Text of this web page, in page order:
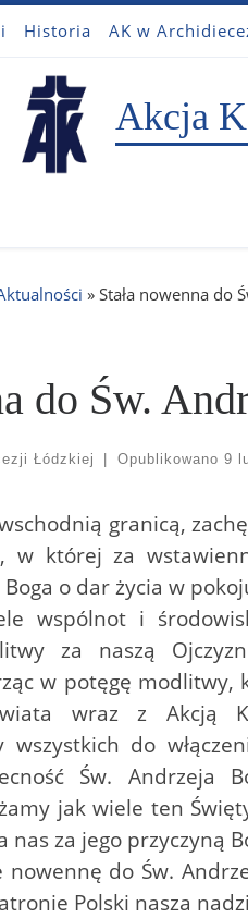
Historia AK w
Akcja
» Stała nowenna do
do Św.
Łódzkiej Opublikowano 9
granicą,
w której za
o dar życia w
wspólnot i
za naszą
w potęgę modlitwy,
wraz z Akcją
wszystkich do
Św. Andrzeja
jak wiele ten
za jego przyczyną
do Św.
Polski nasza